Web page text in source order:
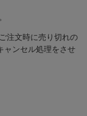
注文時に売り切れの
ャンセル処理をさせ